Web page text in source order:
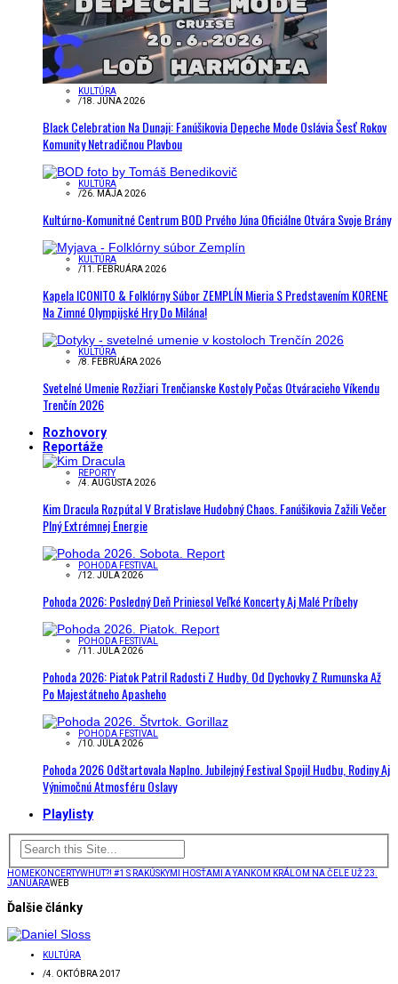
KULTÚRA
/18. JÚNA 2026
Black Celebration Na Dunaji: Fanúšikovia Depeche Mode Oslávia Šesť Rokov
Komunity Netradičnou Plavbou
KULTÚRA
/26. MÁJA 2026
Kultúrno-Komunitné Centrum BOD Prvého Júna Oficiálne Otvára Svoje Brány
KULTÚRA
/11. FEBRUÁRA 2026
Kapela ICONITO & Folklórny Súbor ZEMPLÍN Mieria S Predstavením KORENE
Na Zimné Olympijské Hry Do Milána!
KULTÚRA
/8. FEBRUÁRA 2026
Svetelné Umenie Rozžiari Trenčianske Kostoly Počas Otváracieho Víkendu
Trenčín 2026
Rozhovory
Reportáže
REPORTY
/4. AUGUSTA 2026
Kim Dracula Rozpútal V Bratislave Hudobný Chaos. Fanúšikovia Zažili Večer
Plný Extrémnej Energie
POHODA FESTIVAL
/12. JÚLA 2026
Pohoda 2026: Posledný Deň Priniesol Veľké Koncerty Aj Malé Príbehy
POHODA FESTIVAL
/11. JÚLA 2026
Pohoda 2026: Piatok Patril Radosti Z Hudby. Od Dychovky Z Rumunska Až
Po Majestátneho Apasheho
POHODA FESTIVAL
/10. JÚLA 2026
Pohoda 2026 Odštartovala Naplno. Jubilejný Festival Spojil Hudbu, Rodiny Aj
Výnimočnú Atmosféru Oslavy
Playlisty
HOMEKONCERTYWHUT?! #1 S RAKÚSKYMI HOSŤAMI A YANKOM KRÁLOM NA ČELE UŽ 23.
JANUÁRAWEB
Ďalšie články
KULTÚRA
/4. OKTÓBRA 2017